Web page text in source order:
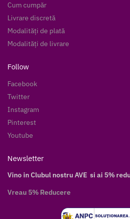
Cum cumpăr
Livrare discretă
Modalități de plată
Modalități de livrare
Follow
Facebook
Twitter
Instagram
Pinterest
Youtube
Newsletter
Vino in Clubul nostru AVE si ai 5%
Vreau 5% Reducere